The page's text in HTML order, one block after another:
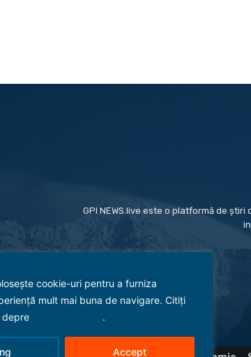
cookie-uri pentru a furniza
mult mai buna de navigare. Citiți
depre
.
Accept
GPI NEWS.live este o platformă de